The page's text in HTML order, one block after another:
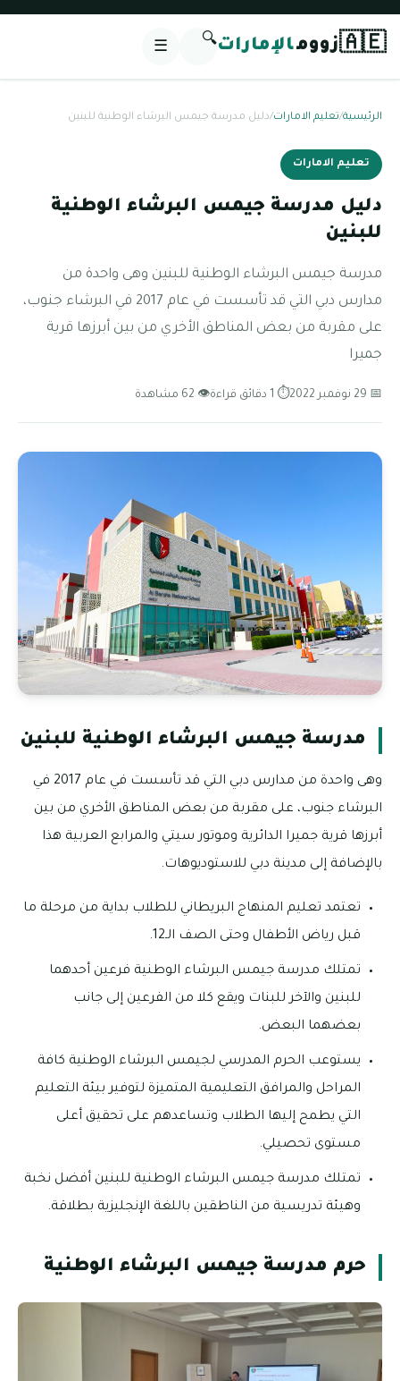
🇦🇪زوومالإمارات🔍
☰
الرئيسية/تعليم الامارات/دليل مدرسة جيمس البرشاء الوطنية للبنين
تعليم الامارات
دليل مدرسة جيمس البرشاء الوطنية
للبنين
مدرسة جيمس البرشاء الوطنية للبنين وهى واحدة من
مدارس دبي التي قد تأسست في عام 2017 في البرشاء جنوب،
على مقربة من بعض المناطق الأخري من بين أبرزها قرية
جميرا
📅 29 نوفمبر 2022 ⏱ 1 دقائق قراءة 👁 62 مشاهدة
مدرسة جيمس البرشاء الوطنية للبنين
وهى واحدة من مدارس دبي التي قد تأسست في عام 2017 في
البرشاء جنوب، على مقربة من بعض المناطق الأخري من بين
أبرزها قرية جميرا الدائرية وموتور سيتي والمرابع العربية هذا
بالإضافة إلى مدينة دبي للاستوديوهات.
تعتمد تعليم المنهاج البريطاني للطلاب بداية من مرحلة ما
قبل رياض الأطفال وحتى الصف الـ12.
تمتلك مدرسة جيمس البرشاء الوطنية فرعين أحدهما
للبنين والآخر للبنات ويقع كلا من الفرعين إلى جانب
بعضهما البعض.
يستوعب الحرم المدرسي لجيمس البرشاء الوطنية كافة
المراحل والمرافق التعليمية المتميزة لتوفير بيئة التعليم
التي يطمح إليها الطلاب وتساعدهم على تحقيق أعلى
مستوى تحصيلي.
تمتلك مدرسة جيمس البرشاء الوطنية للبنين أفضل نخبة
وهيئة تدريسية من الناطقين باللغة الإنجليزية بطلاقة.
حرم مدرسة جيمس البرشاء الوطنية